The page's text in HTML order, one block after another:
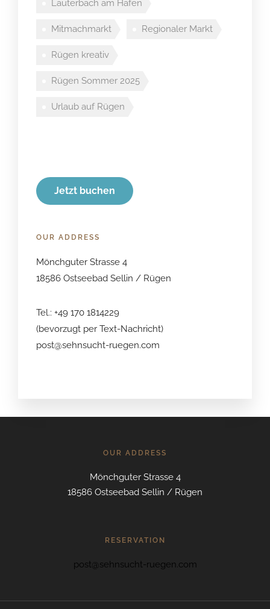
Lauterbach am Hafen
Mitmachmarkt Regionaler Markt
Rügen kreativ
Rügen Sommer 2025
Urlaub auf Rügen
Jetzt buchen
OUR ADDRESS
Mönchguter Strasse 4
18586 Ostseebad Sellin / Rügen
Tel.: +49 170 1814229
(bevorzugt per Text-Nachricht)
post@sehnsucht-ruegen.com
OUR ADDRESS
Mönchguter Strasse 4
18586 Ostseebad Sellin / Rügen
RESERVATION
post@sehnsucht-ruegen.com